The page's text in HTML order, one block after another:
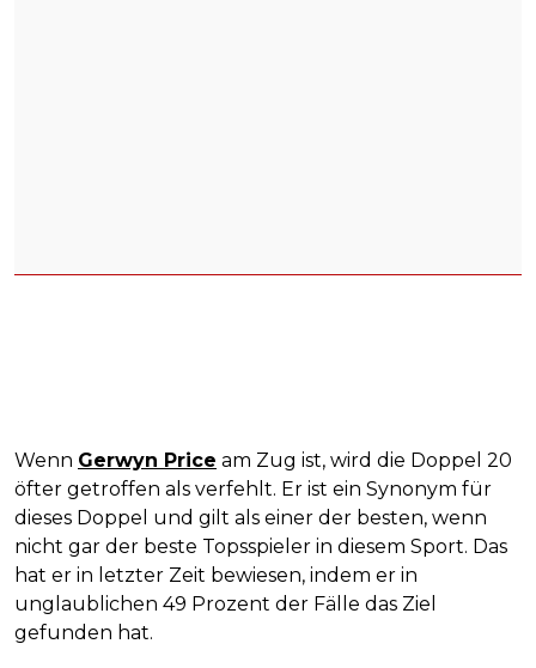
Wenn Gerwyn Price am Zug ist, wird die Doppel 20
öfter getroffen als verfehlt. Er ist ein Synonym für
dieses Doppel und gilt als einer der besten, wenn
nicht gar der beste Topsspieler in diesem Sport. Das
hat er in letzter Zeit bewiesen, indem er in
unglaublichen 49 Prozent der Fälle das Ziel
gefunden hat.